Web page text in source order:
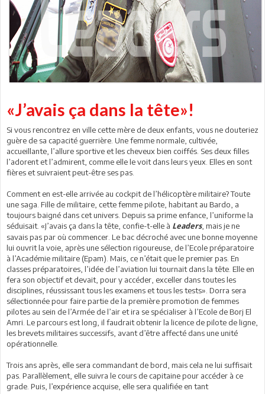
«J’avais ça dans la tête»!
Si vous rencontrez en ville cette mère de deux enfants, vous ne douteriez
guère de sa capacité guerrière. Une femme normale, cultivée,
accueillante, l’allure sportive et les cheveux bien coiffés. Ses deux filles
l’adorent et l’admirent, comme elle le voit dans leurs yeux. Elles en sont
fières et suivraient peut-être ses pas.
Comment en est-elle arrivée au cockpit de l’hélicoptère militaire? Toute
une saga. Fille de militaire, cette femme pilote, habitant au Bardo, a
toujours baigné dans cet univers. Depuis sa prime enfance, l’uniforme la
séduisait. «J’avais ça dans la tête , confie-t-elle à Leaders, mais je ne
savais pas par où commencer. Le bac décroché avec une bonne moyenne
lui ouvrit la voie, après une sélection rigoureuse, de l’Ecole préparatoire
à l’Académie militaire (Epam). Mais, ce n’était que le premier pas. En
classes préparatoires, l’idée de l’aviation lui tournait dans la tête. Elle en
fera son objectif et devait, pour y accéder, exceller dans toutes les
disciplines, réussissant tous les examens et tous les tests» Dorra sera
sélectionnée pour faire partie de la première promotion de femmes
pilotes au sein de l’Armée de l’air et ira se spécialiser à l’Ecole de Borj El
Amri. Le parcours est long, il faudrait obtenir la licence de pilote de ligne,
les brevets militaires successifs, avant d’être affecté dans une unité
opérationnelle.
Trois ans après, elle sera commandant de bord, mais cela ne lui suffisait
pas. Parallèlement, elle suivra le cours de capitaine pour accéder à ce
grade. Puis, l’expérience acquise, elle sera qualifiée en tant